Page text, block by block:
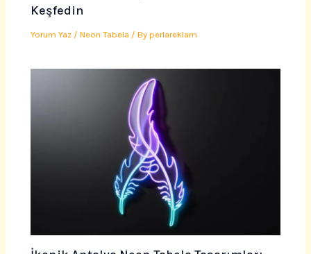
Keşfedin
Yorum Yaz /Neon Tabela / Byperlareklam